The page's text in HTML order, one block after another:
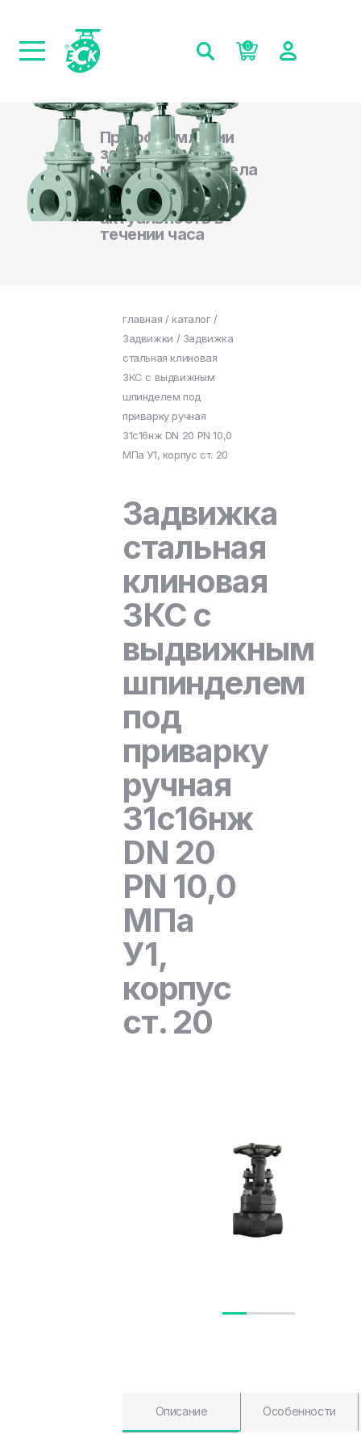
0
При оформлении
заказа на сайте,
менеджеры отдела
продаж
подтверждают
актуальность в
течении часа
главная / каталог/
Задвижки / Задвижка
стальная клиновая
ЗКС с выдвижным
шпинделем под
приварку ручная
31с16нж DN 20 PN 10,0
МПа У1, корпус ст. 20
Задвижка
стальная
клиновая
ЗКС с
выдвижным
шпинделем
под
приварку
ручная
31с16нж
DN 20
PN 10,0
МПа
У1,
корпус
ст. 20
Описание Особенности